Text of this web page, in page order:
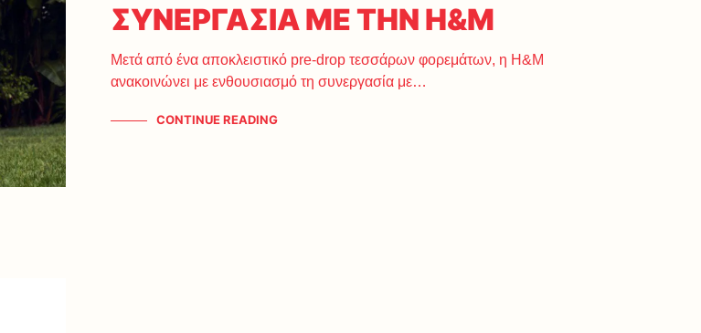
ΣΥΝΕΡΓΑΣΙΑ ΜΕ ΤΗΝ Η&Μ
Μετά από ένα αποκλειστικό pre-drop τεσσάρων φορεμάτων, η Η&Μ
ανακοινώνει με ενθουσιασμό τη συνεργασία με…
CONTINUE READING